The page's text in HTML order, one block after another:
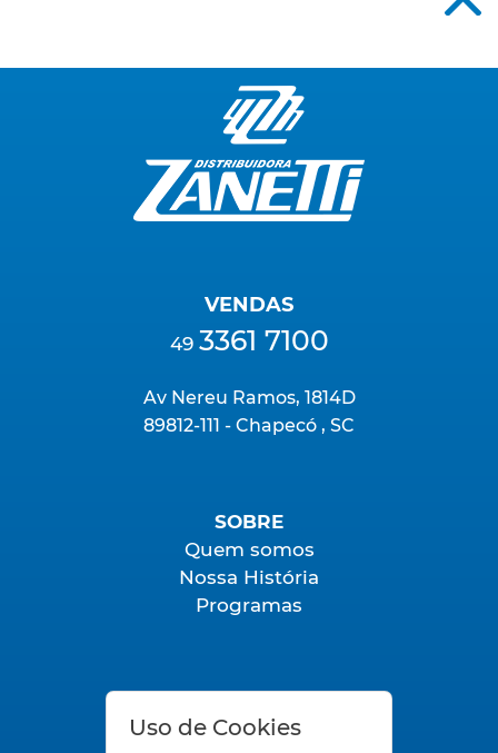
Uso de Cookies
VENDAS
49 3361 7100
Av Nereu Ramos, 1814D
89812-111 - Chapecó , SC
SOBRE
Quem somos
Nossa História
Programas
SAC